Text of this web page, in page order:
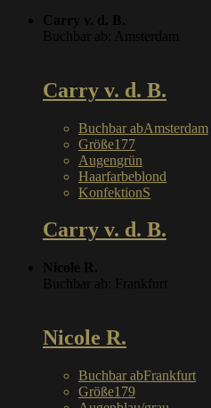
Carry v. d. B.
Buchbar ab: Amsterdam
Carry v. d. B.
Buchbar abAmsterdam
Größe177
Augengrün
Haarfarbeblond
KonfektionS
Carry v. d. B.
Nicole R.
Buchbar ab: Frankfurt
Nicole R.
Buchbar abFrankfurt
Größe179